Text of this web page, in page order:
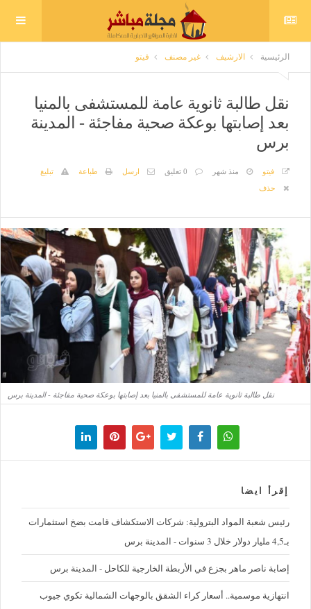
الرئيسية الارشيف غير مصنف فيتو
نقل طالبة ثانوية عامة للمستشفى بالمنيا
بعد إصابتها بوعكة صحية مفاجئة - المدينة
برس
فيتو منذ شهر 0 تعليق ارسل طباعة
تبليغ
حذف
نقل طالبة ثانوية عامة للمستشفى بالمنيا بعد إصابتها بوعكة صحية مفاجئة - المدينة برس
إقرأ ايضا
رئيس شعبة المواد البترولية: شركات الاستكشاف قامت بضخ استثمارات
بـ4,5 مليار دولار خلال 3 سنوات - المدينة برس
إصابة ناصر ماهر بجزع في الأربطة الخارجية للكاحل - المدينة برس
‪انتهازية موسمية.. أسعار كراء الشقق بالوجهات الشمالية تكوي جيوب